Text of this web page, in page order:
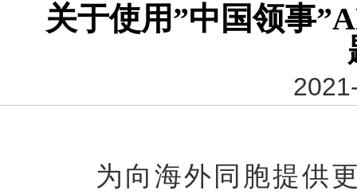
关于使用”中国领事
为向海外同胞提供